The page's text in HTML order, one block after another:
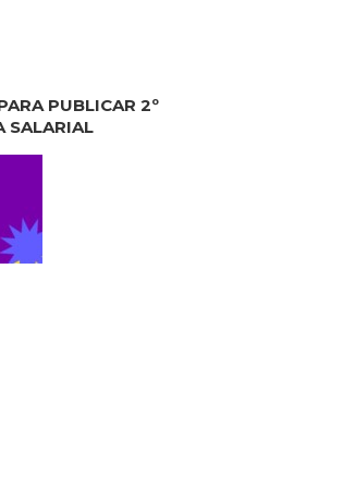
PUBLICAR 2º
SALARIAL